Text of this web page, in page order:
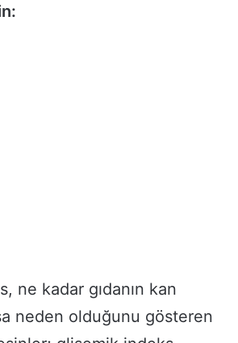
ne kadar gıdanın kan
neden olduğunu gösteren